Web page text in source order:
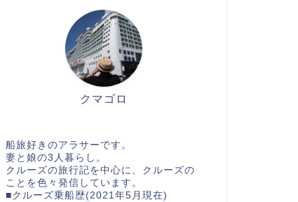
クマゴロ
船旅好きのアラサーです。
妻と娘の3人暮らし。
クルーズの旅行記を中心に、クルーズの
ことを色々発信しています。
■クルーズ乗船歴(2021年5月現在)